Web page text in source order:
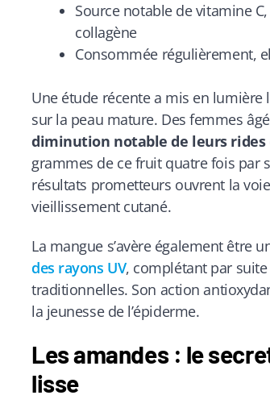
Source notable de vitamine
collagène
Consommée régulièrement,
Une étude récente a mis en
sur la peau mature. Des femmes
diminution notable de leurs rides
grammes de ce fruit quatre fois par
résultats prometteurs ouvrent la
vieillissement cutané.
La mangue s’avère également être
des rayons UV, complétant par
traditionnelles. Son action
la jeunesse de l’épiderme.
Les amandes : le
lisse